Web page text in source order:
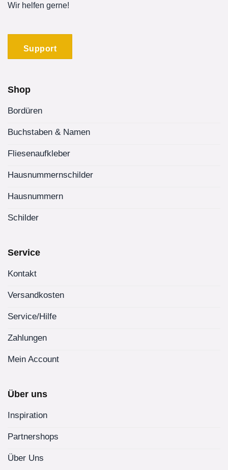
Wir helfen gerne!
Support
Shop
Bordüren
Buchstaben & Namen
Fliesenaufkleber
Hausnummernschilder
Hausnummern
Schilder
Service
Kontakt
Versandkosten
Service/Hilfe
Zahlungen
Mein Account
Über uns
Inspiration
Partnershops
Über Uns